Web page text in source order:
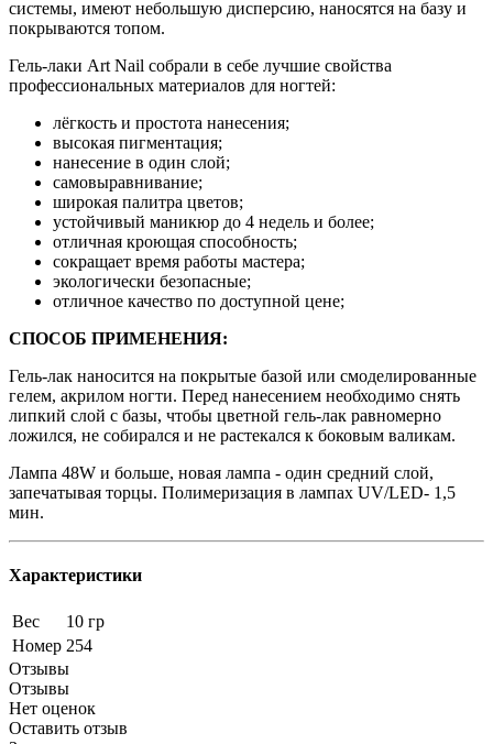
системы, имеют небольшую дисперсию, наносятся на базу и
покрываются топом.
Гель-лаки Art Nail собрали в себе лучшие свойства
профессиональных материалов для ногтей:
лёгкость и простота нанесения;
высокая пигментация;
нанесение в один слой;
самовыравнивание;
широкая палитра цветов;
устойчивый маникюр до 4 недель и более;
отличная кроющая способность;
сокращает время работы мастера;
экологически безопасные;
отличное качество по доступной цене;
СПОСОБ ПРИМЕНЕНИЯ:
Гель-лак наносится на покрытые базой или смоделированные
гелем, акрилом ногти. Перед нанесением необходимо снять
липкий слой с базы, чтобы цветной гель-лак равномерно
ложился, не собирался и не растекался к боковым валикам.
Лампа 48W и больше, новая лампа - один средний слой,
запечатывая торцы. Полимеризация в лампах UV/LED- 1,5
мин.
Характеристики
Вес
10 гр
Номер 254
Отзывы
Отзывы
Нет оценок
Оставить отзыв